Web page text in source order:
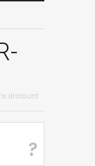
discount